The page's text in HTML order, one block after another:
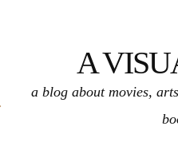
A
a blog about movies,